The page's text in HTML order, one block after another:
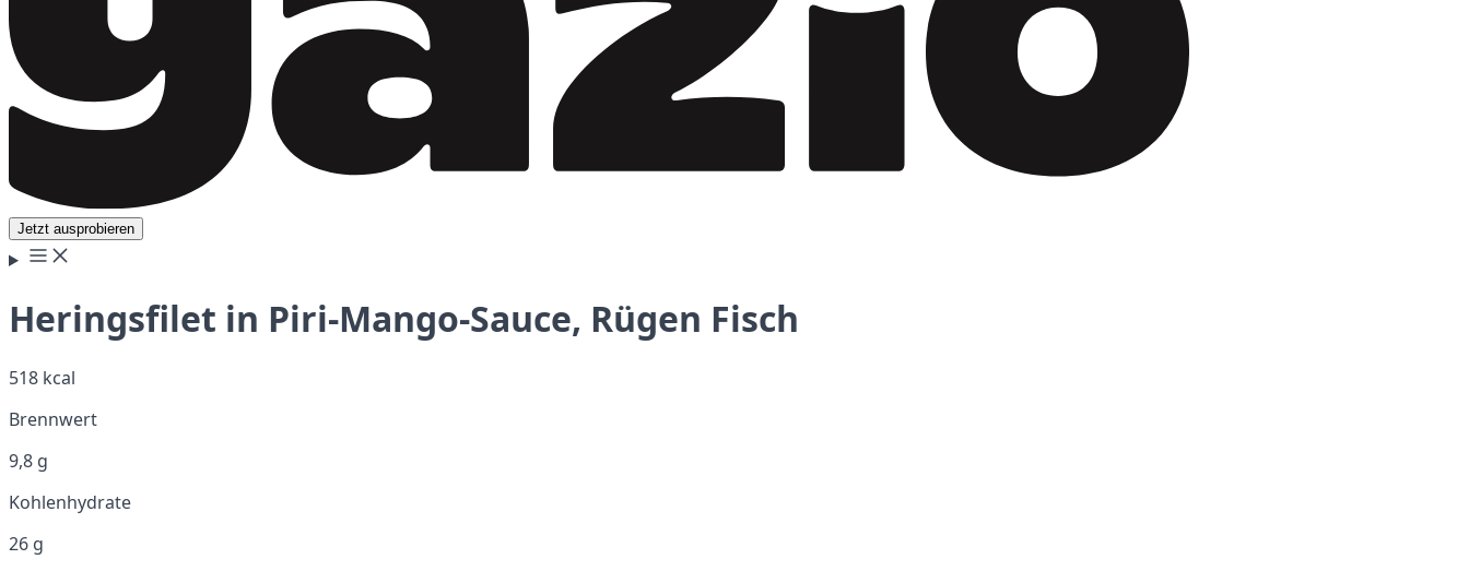
Jetzt ausprobieren
Heringsfilet in Piri-Mango-Sauce, Rügen Fisch
518 kcal
Brennwert
9,8 g
Kohlenhydrate
26 g